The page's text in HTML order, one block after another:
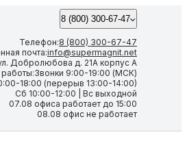
8 (800) 300-67-47
Телефон:8 (800) 300-67-47
почта:info@supermagnit.net
Добролюбова д. 21А корпус А
Звонки 9:00-19:00 (МСК)
18:00 (перерыв 13:00-14:00)
Сб 10:00-12:00 | Вс выходной
07.08 офиса работает до 15:00
08.08 офис не работает